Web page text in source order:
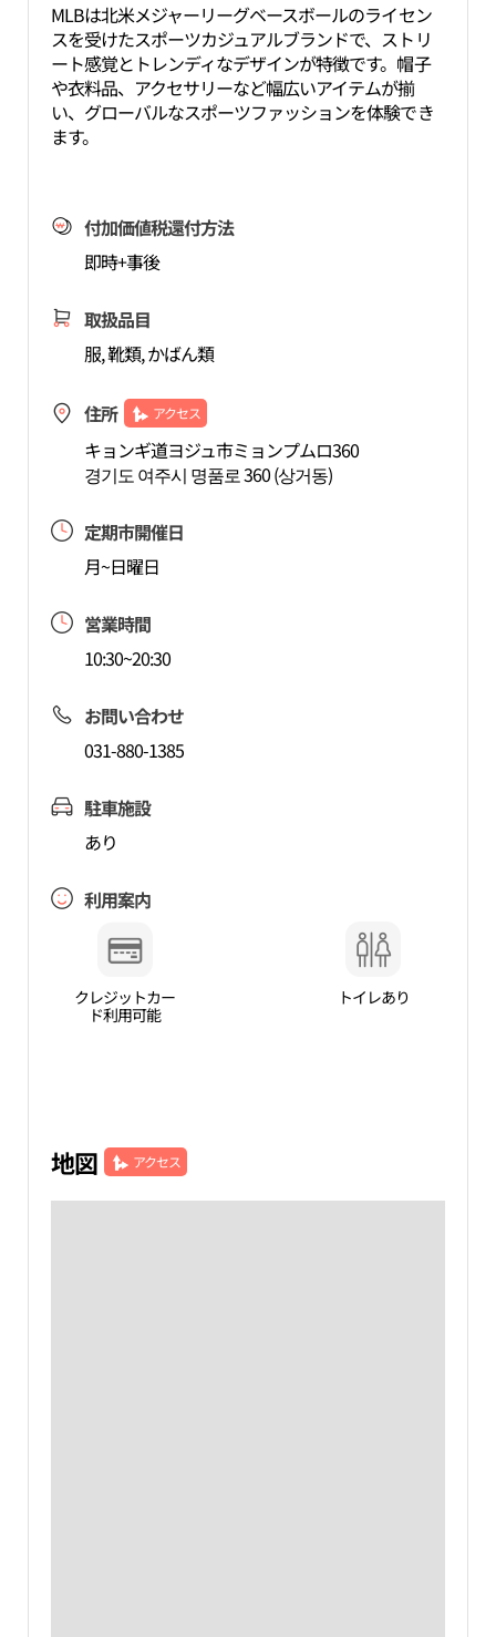
MLBは北米メジャーリーグベースボールのライセン
スを受けたスポーツカジュアルブランドで、ストリ
ート感覚とトレンディなデザインが特徴です。帽子
や衣料品、アクセサリーなど幅広いアイテムが揃
い、グローバルなスポーツファッションを体験でき
ます。
付加価値税還付方法
即時+事後
取扱品目
服, 靴類, かばん類
住所 アクセス
キョンギ道ヨジュ市ミョンプムロ360
경기도 여주시 명품로 360 (상거동)
定期市開催日
月~日曜日
営業時間
10:30~20:30
お問い合わせ
031-880-1385
駐車施設
あり
利用案内
クレジットカー
ド利用可能
トイレあり
地図 アクセス